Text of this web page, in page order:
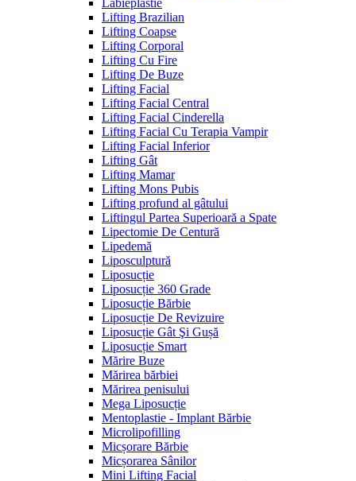
Lifting Brazilian
Lifting Coapse
Lifting Corporal
Lifting Cu Fire
Lifting De Buze
Lifting Facial
Lifting Facial Central
Lifting Facial Cinderella
Lifting Facial Cu Terapia Vampir
Lifting Facial Inferior
Lifting Gât
Lifting Mamar
Lifting Mons Pubis
Lifting profund al gâtului
Liftingul Partea Superioară a Spate
Lipectomie De Centură
Lipedemă
Liposculptură
Liposucție
Liposucție 360 Grade
Liposucție Bărbie
Liposucție De Revizuire
Liposucție Gât Şi Gușă
Liposucție Smart
Mărire Buze
Mărirea bărbiei
Mărirea penisului
Mega Liposucție
Mentoplastie - Implant Bărbie
Microlipofilling
Micșorare Bărbie
Micșorarea Sânilor
Mini Lifting Facial